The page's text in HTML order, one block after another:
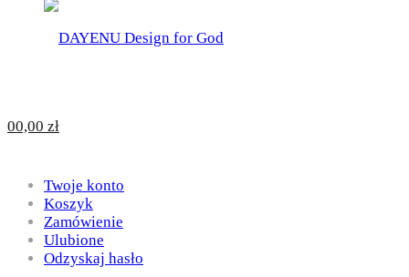
for
God
DAYENU
Design
00,00 zł
Twoje konto
Koszyk
Zamówienie
Ulubione
Odzyskaj hasło